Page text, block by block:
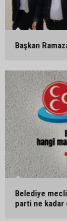
Başkan
Belediye
parti ne kadar